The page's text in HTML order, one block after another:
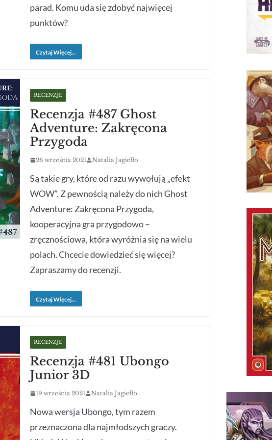
parad. Komu uda się zdobyć najwięcej
punktów?
Czytaj Więcej...
RECENZJE
Recenzja #487 Ghost
Adventure: Zakręcona
Przygoda
26 września 2021 Natalia Jagiełło
Są takie gry, które od razu wywołują „efekt
WOW”. Z pewnością należy do nich Ghost
Adventure: Zakręcona Przygoda,
kooperacyjna gra przygodowo –
zręcznościowa, która wyróżnia się na wielu
polach. Chcecie dowiedzieć się więcej?
Zapraszamy do recenzji.
Czytaj Więcej...
RECENZJE
Recenzja #481 Ubongo
Junior 3D
19 września 2021 Natalia Jagiełło
Nowa wersja Ubongo, tym razem
przeznaczona dla najmłodszych graczy.